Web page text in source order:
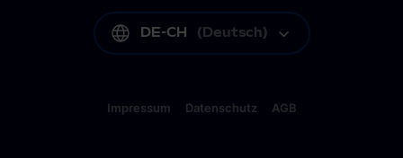
DE-CH (Deutsch)
Impressum Datenschutz AGB